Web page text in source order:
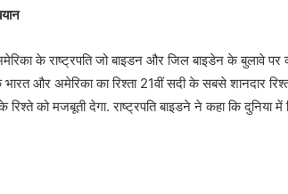
के राष्ट्रपति जो बाइडन और जिल बाइडेन के बुलावे
और अमेरिका का रिश्ता 21वीं सदी के सबसे शानदार
को मजबूती देगा. राष्ट्रपति बाइडने ने कहा कि दुनिया